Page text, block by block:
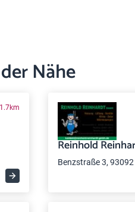
Nähe
Reinhold
Benzstraße 3,